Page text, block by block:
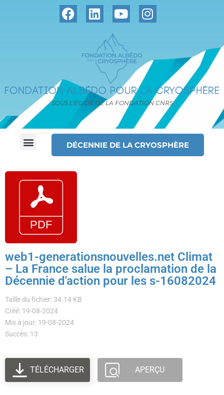
SOUS L’ÉGIDE DE LA FONDATION CNRS
DÉCENNIE DE LA CRYOSPHÈRE
web1-generationsnouvelles.net Climat
– La France salue la proclamation de la
Décennie d'action pour les s-16082024
Taille du fichier: 34.14 KB
Créé: 19-08-2024
Mis à jour: 19-08-2024
Succès: 13
TÉLÉCHARGER APERÇU